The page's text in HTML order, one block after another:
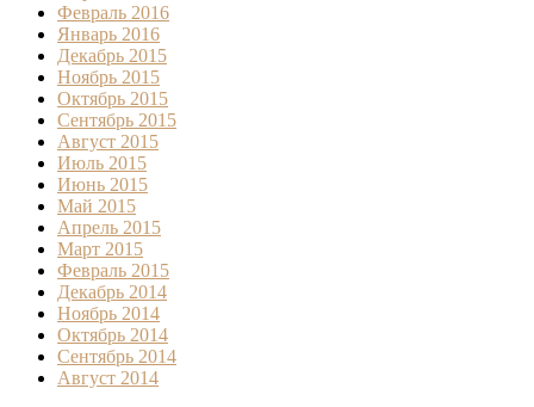
Февраль 2016
Январь 2016
Декабрь 2015
Ноябрь 2015
Октябрь 2015
Сентябрь 2015
Август 2015
Июль 2015
Июнь 2015
Май 2015
Апрель 2015
Март 2015
Февраль 2015
Декабрь 2014
Ноябрь 2014
Октябрь 2014
Сентябрь 2014
Август 2014